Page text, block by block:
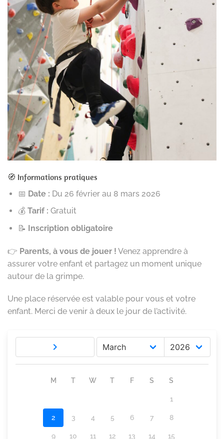
🧭 Informations pratiques
📅 Date : Du 26 février au 8 mars 2026
💰 Tarif : Gratuit
📝 Inscription obligatoire
👉 Parents, à vous de jouer ! Venez apprendre à
assurer votre enfant et partagez un moment unique
autour de la grimpe.
Une place réservée est valable pour vous et votre
enfant. Merci de venir à deux le jour de l’activité.